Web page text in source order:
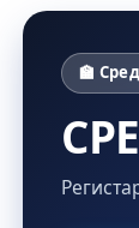
🏫